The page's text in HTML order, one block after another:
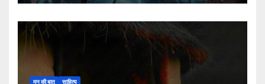
मन की बात साहित्य